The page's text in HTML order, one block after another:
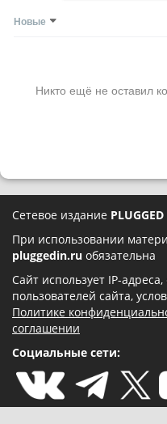
Новые
Никто ещё не оставил
Сетевое издание
При использовании
pluggedin.ru обязательна
Сайт использует IP-
пользователей сайта,
Политике
соглашении
Социальные сети: